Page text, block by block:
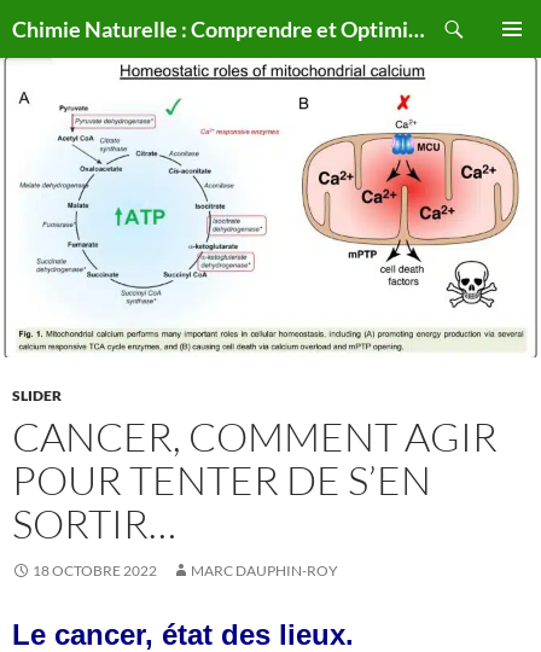
au
Chimie Naturelle : Comprendre et Optimiser le Corps Humain Naturellement
SLIDER
CANCER, COMMENT AGIR
POUR TENTER DE S’EN
SORTIR…
18 OCTOBRE 2022 MARC DAUPHIN-ROY
Le cancer, état des lieux.